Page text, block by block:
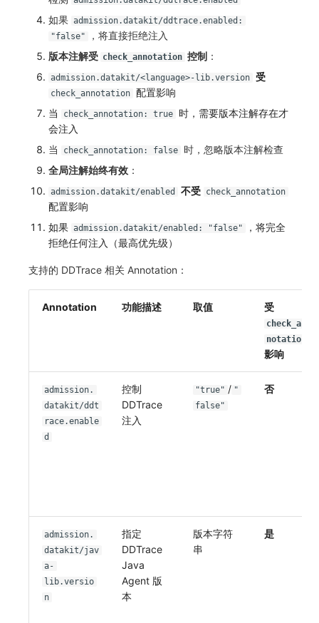
如果 admission.datakit/ddtrace.enabled:
"false"
，将直接拒绝注入
版本注解受 check_annotation 控制：
admission.datakit/<language>-lib.version 受
check_annotation 配置影响
当
check_annotation: true
时，需要版本注解存在才
会注入
当
check_annotation: false
时，忽略版本注解检查
全局注解始终有效：
admission.datakit/enabled 不受 check_annotation
配置影响
如果 admission.datakit/enabled: "false"
，将完全
拒绝任何注入（最高优先级）
支持的 DDTrace 相关 Annotation：
Annotation 功能描述 取值 受
check_an
notation
影响
admission.
datakit/ddt
race.enable
d
控制
DDTrace
注入
"true" / "
false"
否
admission.
datakit/jav
a-
lib.versio
n
指定
DDTrace
Java
Agent 版
本
版本字符
串
是